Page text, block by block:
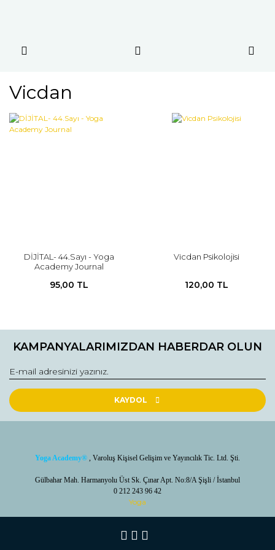
Vicdan
DİJİTAL- 44.Sayı - Yoga
Academy Journal
95,00 TL
Vicdan Psikolojisi
120,00 TL
KAMPANYALARIMIZDAN HABERDAR OLUN
KAYDOL
Yoga Academy® , Varoluş Kişisel Gelişim ve Yayıncılık Tic. Ltd. Şti.
Gülbahar Mah. Harmanyolu Üst Sk. Çınar Apt. No:8/A Şişli / İstanbul
0 212 243 96 42
Yoga